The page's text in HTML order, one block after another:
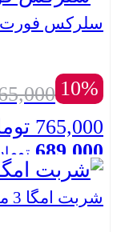
سلرکس فورت
10%
765,000 تومان بود.
689,000
قیمت فعلی: 689,000
بستن
شربت امگا 3 مکس یوروویتال